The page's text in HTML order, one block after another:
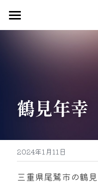
ホーム
牡蠣販売
グッズ販売
駐車場
鶴見年幸
2024年1月11日
三重県尾鷲市の鶴